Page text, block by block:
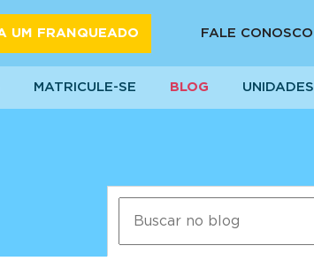
UM FRANQUEADO FALE CONOSCO
MATRICULE-SE BLOG UNIDADES